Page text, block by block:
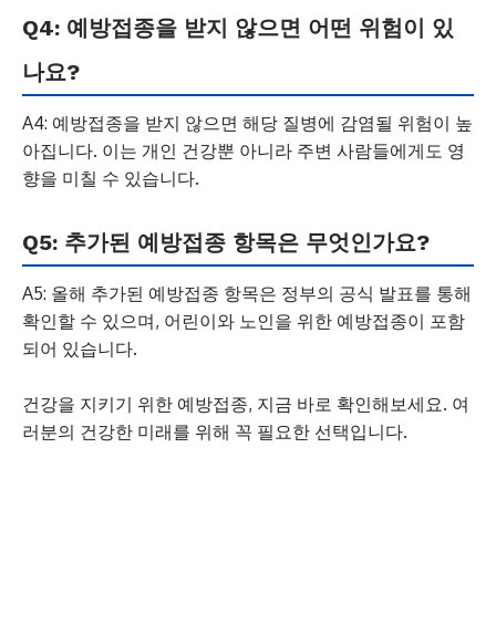
Q4: 예방접종을 받지 않으면 어떤 위험이 있
나요?
A4: 예방접종을 받지 않으면 해당 질병에 감염될 위험이 높
아집니다. 이는 개인 건강뿐 아니라 주변 사람들에게도 영
향을 미칠 수 있습니다.
Q5: 추가된 예방접종 항목은 무엇인가요?
A5: 올해 추가된 예방접종 항목은 정부의 공식 발표를 통해
확인할 수 있으며, 어린이와 노인을 위한 예방접종이 포함
되어 있습니다.
건강을 지키기 위한 예방접종, 지금 바로 확인해보세요. 여
러분의 건강한 미래를 위해 꼭 필요한 선택입니다.